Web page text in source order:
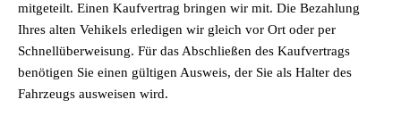
mitgeteilt. Einen Kaufvertrag bringen wir mit. Die Bezahlung
Ihres alten Vehikels erledigen wir gleich vor Ort oder per
Schnellüberweisung. Für das Abschließen des Kaufvertrags
benötigen Sie einen gültigen Ausweis, der Sie als Halter des
Fahrzeugs ausweisen wird.